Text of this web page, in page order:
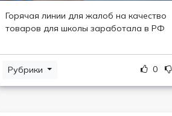
Горячая линии для жалоб на качество
товаров для школы заработала в РФ
Рубрики 0